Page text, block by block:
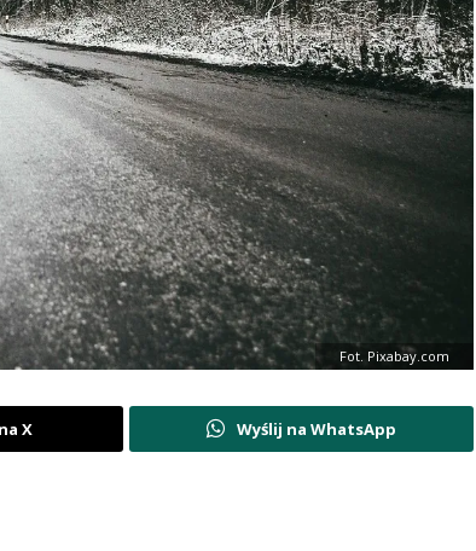
Fot. Pixabay.com
X Wyślij na WhatsApp